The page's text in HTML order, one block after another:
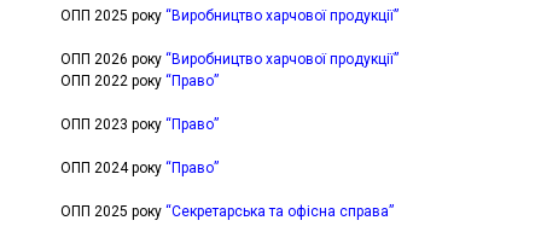
ОПП 2025 року “Виробництво харчової продукції”
ОПП 2026 року “Виробництво харчової продукції”
ОПП 2022 року “Право”
ОПП 2023 року “Право”
ОПП 2024 року “Право”
ОПП 2025 року “Секретарська та офісна справа”